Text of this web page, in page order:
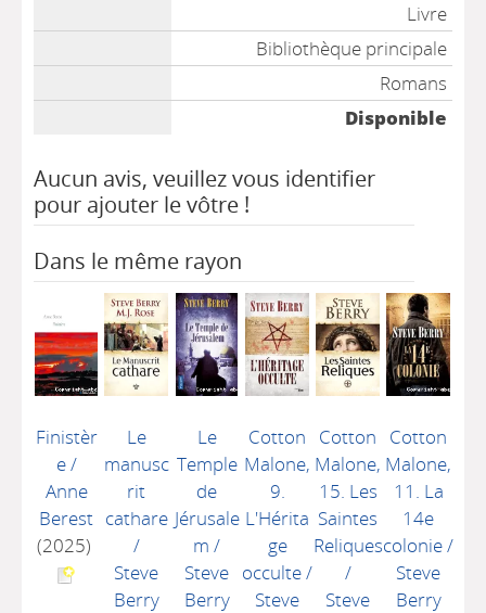
Livre
Bibliothèque principale
Romans
Disponible
Aucun avis, veuillez vous identifier
pour ajouter le vôtre !
Dans le même rayon
Finistèr
e/
Anne
Berest
(2025)
Le
manusc
rit
cathare
/
Steve
Berry
Le
Temple
de
Jérusale
m /
Steve
Berry
Cotton
Malone,
9.
L'Hérita
ge
occulte/
Steve
Cotton
Malone,
15. Les
Saintes
Reliques
/
Steve
Cotton
Malone,
11. La
14e
colonie/
Steve
Berry